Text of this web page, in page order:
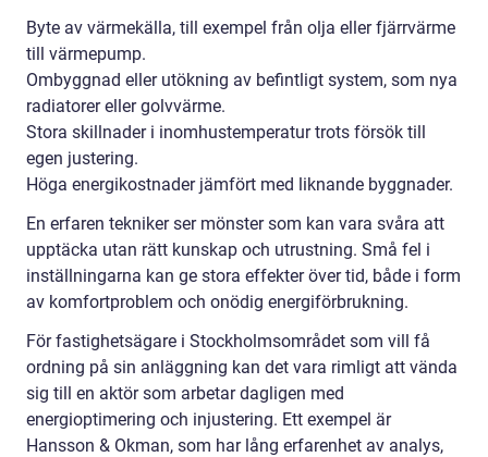
Byte av värmekälla, till exempel från olja eller fjärrvärme
till värmepump.
Ombyggnad eller utökning av befintligt system, som nya
radiatorer eller golvvärme.
Stora skillnader i inomhustemperatur trots försök till
egen justering.
Höga energikostnader jämfört med liknande byggnader.
En erfaren tekniker ser mönster som kan vara svåra att
upptäcka utan rätt kunskap och utrustning. Små fel i
inställningarna kan ge stora effekter över tid, både i form
av komfortproblem och onödig energiförbrukning.
För fastighetsägare i Stockholmsområdet som vill få
ordning på sin anläggning kan det vara rimligt att vända
sig till en aktör som arbetar dagligen med
energioptimering och injustering. Ett exempel är
Hansson & Okman, som har lång erfarenhet av analys,